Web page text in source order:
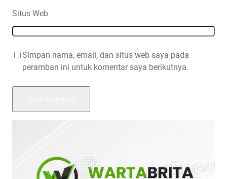
Situs Web
Simpan nama, email, dan situs web saya pada
peramban ini untuk komentar saya berikutnya.